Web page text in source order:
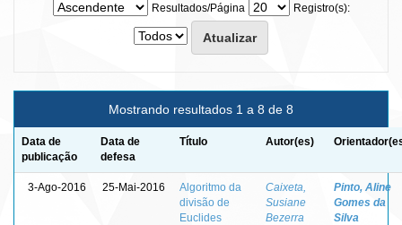
Resultados/Página
Registro(s):
Mostrando resultados 1 a 8 de 8
Data de
publicação
Data de
defesa
Título Autor(es)
3-Ago-2016 25-Mai-2016
Algoritmo da
divisão de
Euclides
Caixeta,
Susiane
Bezerra
Pinto, Aline
Gomes da
Silva